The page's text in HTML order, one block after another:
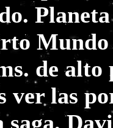
de
ver las
saga.